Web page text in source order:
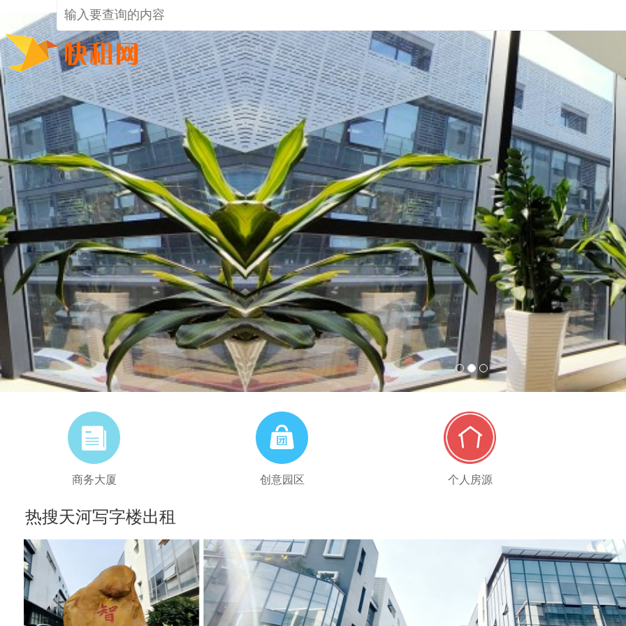
1 2 3
商务大厦 创意园区 个人房源
热搜天河写字楼出租